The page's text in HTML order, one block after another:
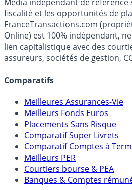
Premier guide épargne de
Média indépendant de référence
fiscalité et les opportunités de
FranceTransactions.com
Online) est 100% indépendant,
lien capitalistique avec des
Meilleures Assurances-Vie
Meilleurs Fonds Euros
Placements Sans Risque
Comparatif Super Livrets
Comparatif Comptes à Terme
Meilleurs PER
Courtiers bourse & PEA